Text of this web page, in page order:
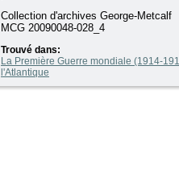
Collection d'archives George-Metcalf
MCG 20090048-028_4
Trouvé dans:
La Première Guerre mondiale (1914-
l'Atlantique